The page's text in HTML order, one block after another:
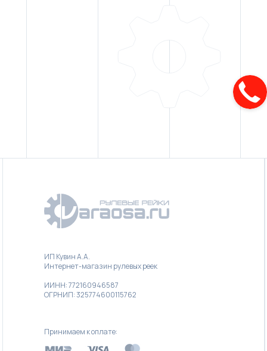
Принимаем к оплате:
ИП Кувин А.А.
Интернет-магазин рулевых реек
ИИНН: 772160946587
ОГРНИП: 325774600115762